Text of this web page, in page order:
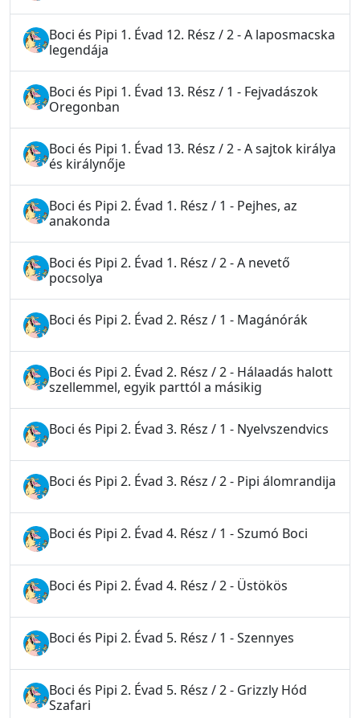
Boci és Pipi 1. Évad 12. Rész / 2 - A laposmacska
legendája
Boci és Pipi 1. Évad 13. Rész / 1 - Fejvadászok
Oregonban
Boci és Pipi 1. Évad 13. Rész / 2 - A sajtok királya
és királynője
Boci és Pipi 2. Évad 1. Rész / 1 - Pejhes, az
anakonda
Boci és Pipi 2. Évad 1. Rész / 2 - A nevető
pocsolya
Boci és Pipi 2. Évad 2. Rész / 1 - Magánórák
Boci és Pipi 2. Évad 2. Rész / 2 - Hálaadás halott
szellemmel, egyik parttól a másikig
Boci és Pipi 2. Évad 3. Rész / 1 - Nyelvszendvics
Boci és Pipi 2. Évad 3. Rész / 2 - Pipi álomrandija
Boci és Pipi 2. Évad 4. Rész / 1 - Szumó Boci
Boci és Pipi 2. Évad 4. Rész / 2 - Üstökös
Boci és Pipi 2. Évad 5. Rész / 1 - Szennyes
Boci és Pipi 2. Évad 5. Rész / 2 - Grizzly Hód
Szafari